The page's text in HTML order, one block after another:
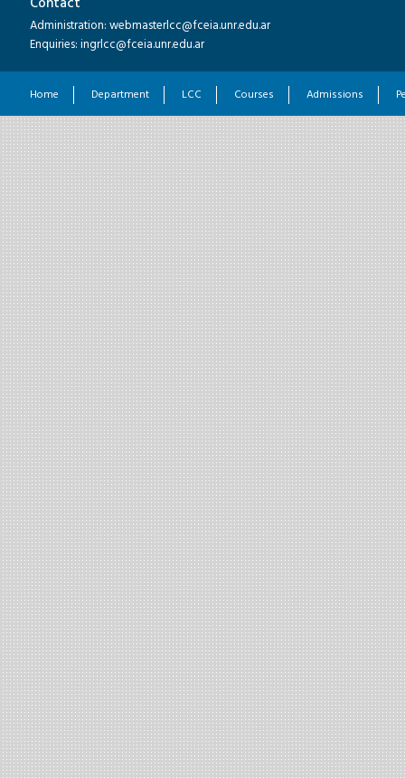
Administration: webmasterlcc@fceia.unr.edu.ar
Enquiries: ingrlcc@fceia.unr.edu.ar
Home Department LCC Courses Admissions